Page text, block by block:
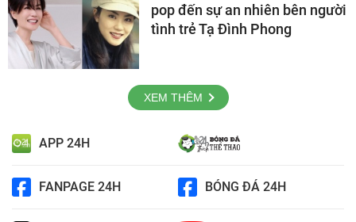
pop đến sự an nhiên bên người
tình trẻ Tạ Đình Phong
XEM THÊM
APP 24H
FANPAGE 24H BÓNG ĐÁ 24H